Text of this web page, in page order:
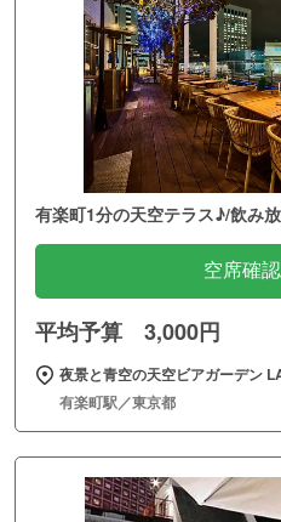
有楽町1分の天空テラス♪/飲み
空席確
平均予算 3,000円
夜景と青空の天空ビアガーデン
有楽町駅／東京都